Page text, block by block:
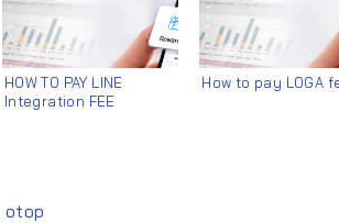
HOW TO PAY LINE
Integration FEE
How to pay LOGA
otop